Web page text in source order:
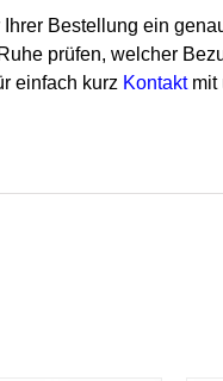
Bestellung ein
prüfen, welcher
einfach kurz Kontakt mit